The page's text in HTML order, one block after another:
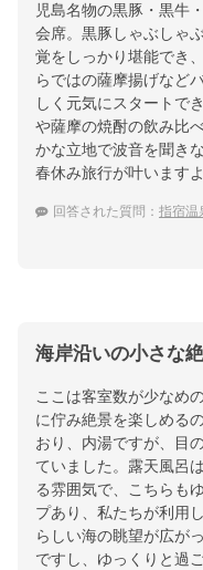
児島名物の黒豚・黒牛
会席。黒豚しゃぶしゃ
覚をしっかり堪能でき
らではの薩摩揚げなど
しく元気にスタートで
や薩摩の焼酎の飲み比
かな立地で波音を聞き
春休み旅行が叶いますよ
回答された質問： 指宿温泉
海岸沿いの小さな
ここは客室数が少なめ
に佇み絶景を楽しめる
おり、内湯ですが、目
ていました。露天風呂
る雰囲気で、こちらも
プあり、私たちが利用
らしい海の眺望が広が
ですし、ゆっくりと過